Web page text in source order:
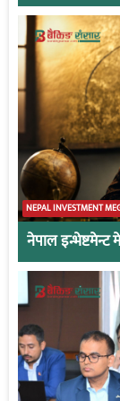
NEPAL INVESTMENT
नेपाल इन्भेष्टमेन्ट